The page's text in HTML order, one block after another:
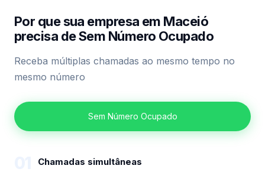
Por que sua empresa em Maceió
precisa de Sem Número Ocupado
Receba múltiplas chamadas ao mesmo tempo no
mesmo número
Sem Número Ocupado
Chamadas simultâneas